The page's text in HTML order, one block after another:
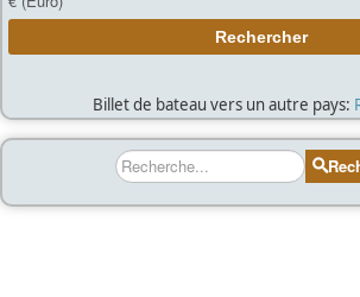
Billet de bateau vers un autre pays:
Rechercher